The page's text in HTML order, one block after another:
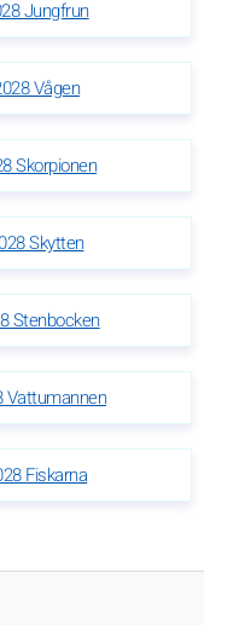
Jungfrun
Vågen
Skorpionen
Skytten
Stenbocken
Vattumannen
Fiskarna